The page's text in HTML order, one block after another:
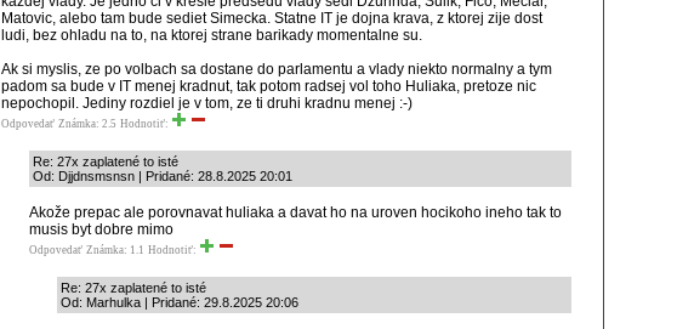
Matovic, alebo tam bude sediet Simecka. Statne IT je dojna krava, z ktorej zije dost
ludi, bez ohladu na to, na ktorej strane barikady momentalne su.
Ak si myslis, ze po volbach sa dostane do parlamentu a vlady niekto normalny a tym
padom sa bude v IT menej kradnut, tak potom radsej vol toho Huliaka, pretoze nic
nepochopil. Jediny rozdiel je v tom, ze ti druhi kradnu menej :-)
Odpovedať Známka: 2.5 Hodnotiť:
Re: 27x zaplatené to isté
Od: Djjdnsmsnsn | Pridané: 28.8.2025 20:01
Akože prepac ale porovnavat huliaka a davat ho na uroven hocikoho ineho tak to
musis byt dobre mimo
Odpovedať Známka: 1.1 Hodnotiť:
Re: 27x zaplatené to isté
Od: Marhulka | Pridané: 29.8.2025 20:06